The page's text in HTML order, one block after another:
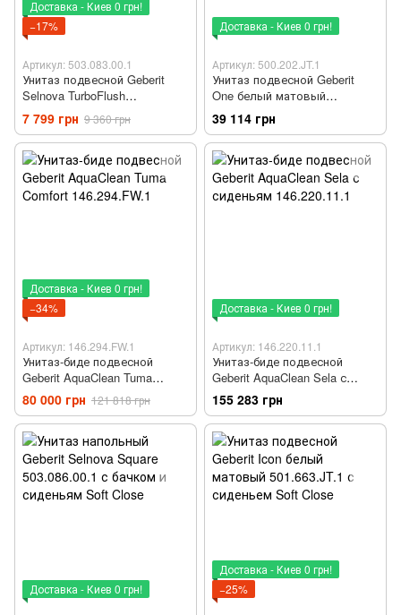
Доставка - Киев 0 грн!
−17%
Артикул: 503.083.00.1
Унитаз подвесной Geberit
Selnova TurboFlush
503.083.00.1 с сиденьем Soft
Close
7 799 грн 9 360 грн
Доставка - Киев 0 грн!
Артикул: 500.202.JT.1
Унитаз подвесной Geberit
One белый матовый
500.202.JT.1 с сиденьем Soft
Close
39 114 грн
Доставка - Киев 0 грн!
−34%
Артикул: 146.294.FW.1
Унитаз-биде подвесной
Geberit AquaClean Tuma
Comfort 146.294.FW.1
80 000 грн 121 818 грн
Доставка - Киев 0 грн!
Артикул: 146.220.11.1
Унитаз-биде подвесной
Geberit AquaClean Sela с
сиденьям 146.220.11.1
155 283 грн
Доставка - Киев 0 грн!
Доставка - Киев 0 грн!
−25%